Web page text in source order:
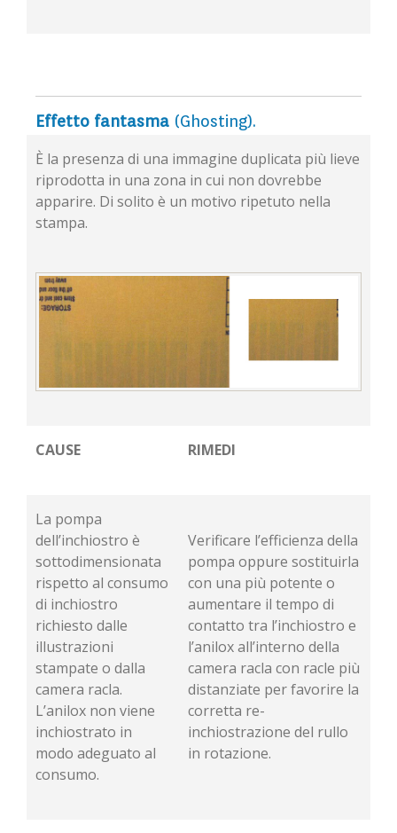
Effetto fantasma (Ghosting).
È la presenza di una immagine duplicata più lieve
riprodotta in una zona in cui non dovrebbe
apparire. Di solito è un motivo ripetuto nella
stampa.
CAUSE RIMEDI
La pompa
dell’inchiostro è
sottodimensionata
rispetto al consumo
di inchiostro
richiesto dalle
illustrazioni
stampate o dalla
camera racla.
L’anilox non viene
inchiostrato in
modo adeguato al
consumo.
Verificare l’efficienza della
pompa oppure sostituirla
con una più potente o
aumentare il tempo di
contatto tra l’inchiostro e
l’anilox all’interno della
camera racla con racle più
distanziate per favorire la
corretta re-
inchiostrazione del rullo
in rotazione.